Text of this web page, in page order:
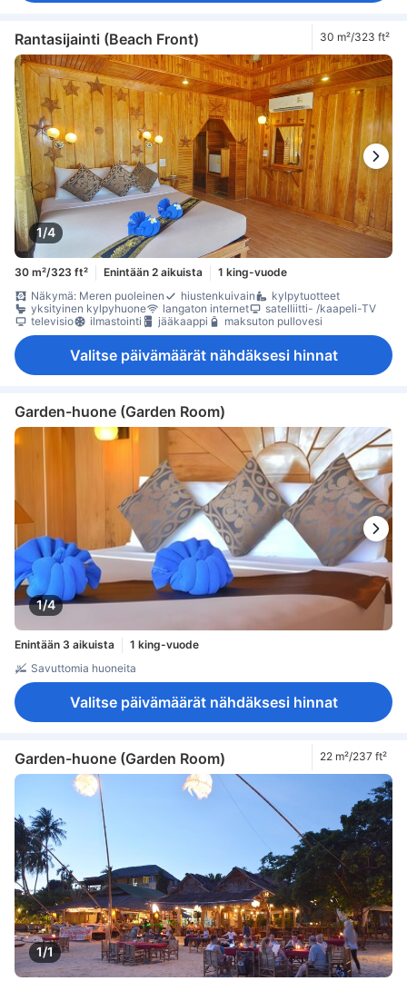
Rantasijainti (Beach Front) 30 m²/323 ft²
1/4
30 m²/323 ft² Enintään 2 aikuista
1 king-vuode
Näkymä: Meren puoleinen
hiustenkuivain
kylpytuotteet
yksityinen kylpyhuone
langaton internet
satelliitti- /kaapeli-TV
televisio
ilmastointi jääkaappi maksuton pullovesi
Valitse päivämäärät nähdäksesi hinnat
Garden-huone (Garden Room)
1/4
Enintään 3 aikuista
1 king-vuode
Savuttomia huoneita
Valitse päivämäärät nähdäksesi hinnat
Garden-huone (Garden Room) 22 m²/237 ft²
1/1